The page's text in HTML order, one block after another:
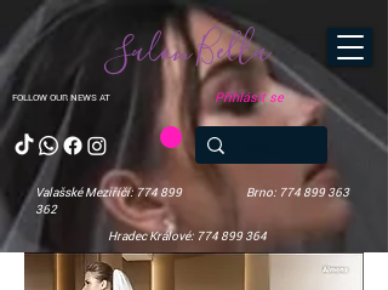
FOLLOW OUR NEWS AT
Salon Bella
Valašské Meziříčí: 774 899
362
Brno: 774 899 363
Hradec Králové: 774 899 364
Přihlásit se